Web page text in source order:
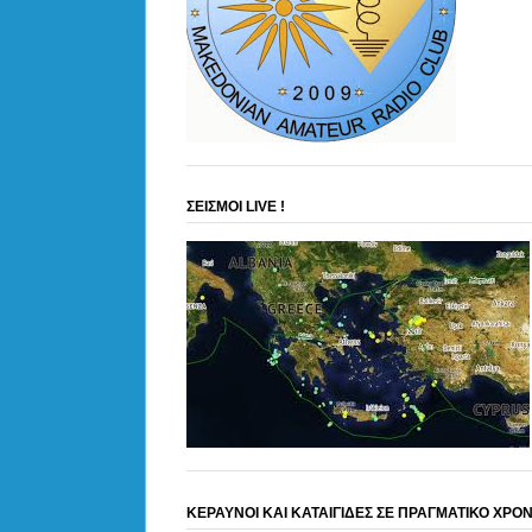
ΣΕΙΣΜΟΙ LIVE !
ΚΕΡΑΥΝΟΙ ΚΑΙ ΚΑΤΑΙΓΙΔΕΣ ΣΕ ΠΡΑΓΜΑΤΙΚΟ